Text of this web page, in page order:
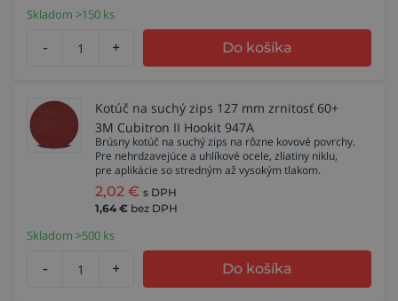
Skladom >150 ks
- + Do košíka
Kotúč na suchý zips 127 mm zrnitosť 60+
3M Cubitron II Hookit 947A
Brúsny kotúč na suchý zips na rôzne kovové povrchy.
Pre nehrdzavejúce a uhlíkové ocele, zliatiny niklu,
pre aplikácie so stredným až vysokým tlakom.
2,02 € s DPH
1,64 € bez DPH
Skladom >500 ks
- + Do košíka